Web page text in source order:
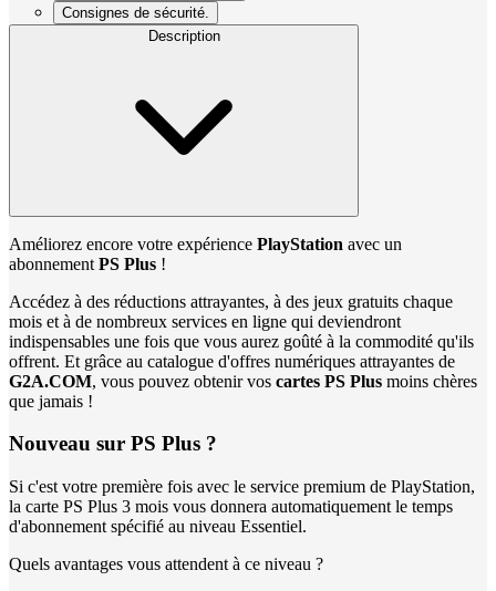
Consignes de sécurité.
Description
Améliorez encore votre expérience PlayStation avec un
abonnement PS Plus !
Accédez à des réductions attrayantes, à des jeux gratuits chaque
mois et à de nombreux services en ligne qui deviendront
indispensables une fois que vous aurez goûté à la commodité qu'ils
offrent. Et grâce au catalogue d'offres numériques attrayantes de
G2A.COM, vous pouvez obtenir vos cartes PS Plus moins chères
que jamais !
Nouveau sur PS Plus ?
Si c'est votre première fois avec le service premium de PlayStation,
la carte PS Plus 3 mois vous donnera automatiquement le temps
d'abonnement spécifié au niveau Essentiel.
Quels avantages vous attendent à ce niveau ?